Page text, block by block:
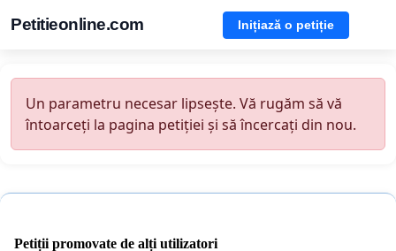
Petitieonline.com Inițiază o petiție
Un parametru necesar lipsește. Vă rugăm să vă
întoarceți la pagina petiției și să încercați din nou.
Petiții promovate de alți utilizatori